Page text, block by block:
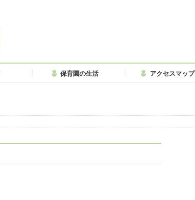
保育園の生活 アクセスマップ